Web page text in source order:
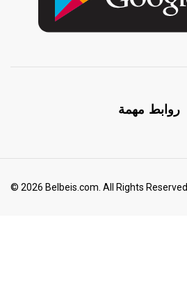
روابط مهمة
© 2026 Belbeis.com. All Rights Reserved